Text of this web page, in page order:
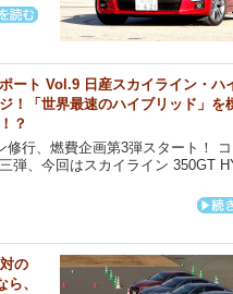
ート Vol.9 日産スカイライン・ハ
！「世界最速のハイブリッド」を
？
修行、燃費企画第3弾スタート！
弾、今回はスカイライン 350GT
の
、